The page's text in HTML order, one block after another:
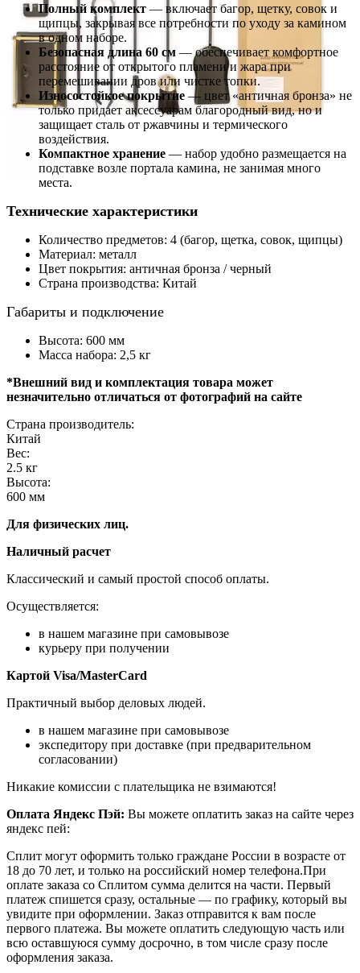
Полный комплект — включает багор, щетку, совок и
щипцы, закрывая все потребности по уходу за камином
в одном наборе.
Безопасная длина 60 см — обеспечивает комфортное
расстояние от открытого пламени и жара при
перемешивании дров или чистке топки.
Износостойкое покрытие — цвет «античная бронза» не
только придает аксессуарам благородный вид, но и
защищает сталь от ржавчины и термического
воздействия.
Компактное хранение — набор удобно размещается на
подставке возле портала камина, не занимая много
места.
Технические характеристики
Количество предметов: 4 (багор, щетка, совок, щипцы)
Материал: металл
Цвет покрытия: античная бронза / черный
Страна производства: Китай
Габариты и подключение
Высота: 600 мм
Масса набора: 2,5 кг
*Внешний вид и комплектация товара может
незначительно отличаться от фотографий на сайте
Страна производитель:
Китай
Вес:
2.5 кг
Высота:
600 мм
Для физических лиц.
Наличный расчет
Классический и самый простой способ оплаты.
Осуществляется:
в нашем магазине при самовывозе
курьеру при получении
Картой Visa/MasterCard
Практичный выбор деловых людей.
в нашем магазине при самовывозе
экспедитору при доставке (при предварительном
согласовании)
Никакие комиссии с плательщика не взимаются!
Оплата Яндекс Пэй: Вы можете оплатить заказ на сайте через
яндекс пей:
Сплит могут оформить только граждане России в возрасте от
18 до 70 лет, и только на российский номер телефона.При
оплате заказа со Сплитом сумма делится на части. Первый
платеж спишется сразу, остальные — по графику, который вы
увидите при оформлении. Заказ отправится к вам после
первого платежа. Вы можете оплатить следующую часть или
всю оставшуюся сумму досрочно, в том числе сразу после
оформления заказа.